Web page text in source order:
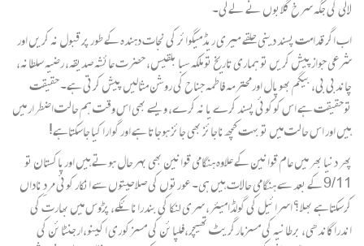
لالی کی جگہ سرخ گلابوں نے لے لی۔
اب اگر قدامت پسند دینی حلقے میری ریڈمیگوائر کی نجات دہندہ کے طور پر قبول نہ کریں اور
شرعی جوازپیش کریں تو ہماری تاریخ تو ملکہ سبا بلقیس، حضرت عائشہ صدیقہ، رضیہ سلطانہ،
چاندبی بی، بیگم بھوپال اورمحترمہ فاطمہ جناح کی روشن مثالیں پیش کرتی ہے۔ حقیقت
توحقیقت ہے اس کوکوئی پسند کرے یا نہ کرے، ویسے بھی اس وقت ہم حالت اضطرار میں
ہیں اور اس حالت میں تو بہت کچھ ناجائز بھی جائز ہوجاتا ہے اور گوارا کیا جاسکتاہے!
پھر دنیا بھر میں عام قوانین کے علاوہ ہنگامی قوانین بھی بہرحال ہوتے ہیں اورپاکستان تو
9/11 کے بعد سے ہنگامی حالات ہیں ہی۔ عورتوں کی صلاحیتوں سے انکار کوئی مردِ ناداں
کرسکتاہے بھلا؟ اسرائیل کی گولڈامیئر، سری لنکا کی بندرانائکے، پڑوس میں بھارت کی
اندراگاندھی، برطانیہ کی مسزمارگریٹ تھیچر،فلپائن کی مسزکوری اکینو،ارجنٹائن کی